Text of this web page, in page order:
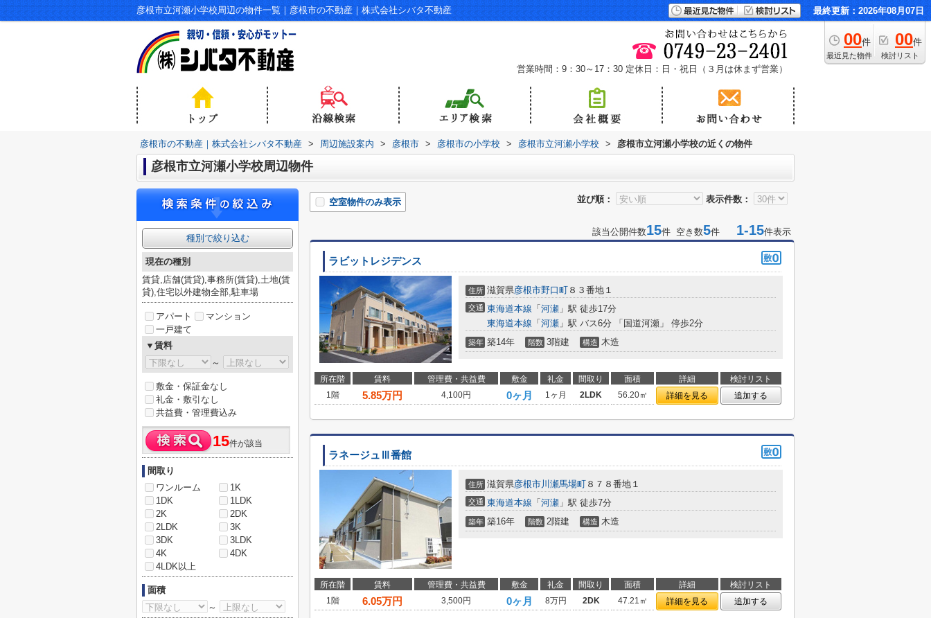
彦根市立河瀬小学校周辺の物件一覧｜彦根市の不動産｜株式会社シバタ不動産 最終更新：2026年08月07日
00件
最近見た物件
00件
検討リスト
営業時間：9：30～17：30 定休日：日・祝日（３月は休まず営業）
彦根市の不動産｜株式会社シバタ不動産 > 周辺施設案内 > 彦根市 > 彦根市の小学校 > 彦根市立河瀬小学校 > 彦根市立河瀬小学校の近くの物件
彦根市立河瀬小学校周辺物件
並び順： 表示件数：
空室物件のみ表示
該当公開件数15件 空き数5件 1-15件表示
ラビットレジデンス
住所 滋賀県彦根市野口町 ８３番地１
交通 東海道本線 「 河瀬 」駅 徒歩17分
東海道本線 「 河瀬 」駅 バス6分 「国道河瀬」 停歩2分
築年 築14年 階数 3階建 構造 木造
所在階 賃料 管理費・共益費 敷金 礼金 間取り 面積 詳細
検討リスト
1階
5.85万円 4,100円 0ヶ月 1ヶ月 2LDK 56.20㎡ 詳細を見る 追加する
ラネージュⅢ番館
住所 滋賀県彦根市川瀬馬場町 ８７８番地１
交通 東海道本線 「 河瀬 」駅 徒歩7分
築年 築16年 階数 2階建 構造 木造
所在階 賃料 管理費・共益費 敷金 礼金 間取り 面積 詳細
検討リスト
1階
6.05万円 3,500円 0ヶ月 8万円 2DK 47.21㎡ 詳細を見る 追加する
種別で絞り込む
現在の種別
賃貸,店舗(賃貸),事務所(賃貸),土地(賃
貸),住宅以外建物全部,駐車場
アパート
マンション
一戸建て
▼賃料
～
敷金・保証金なし
礼金・敷引なし
共益費・管理費込み
15件が該当
間取り
ワンルーム
1K
1DK
1LDK
2K
2DK
2LDK
3K
3DK
3LDK
4K
4DK
4LDK以上
面積
～